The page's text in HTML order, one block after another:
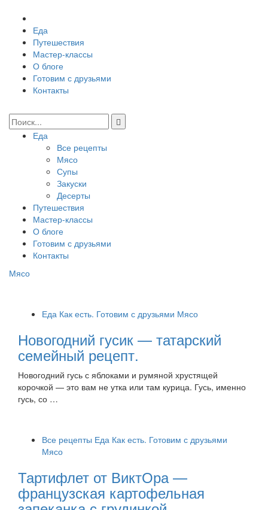
Еда
Путешествия
Мастер-классы
О блоге
Готовим с друзьями
Контакты
Еда
Все рецепты
Мясо
Супы
Закуски
Десерты
Путешествия
Мастер-классы
О блоге
Готовим с друзьями
Контакты
Мясо
Еда Как есть. Готовим с друзьями Мясо
Новогодний гусик — татарский
семейный рецепт.
Новогодний гусь с яблоками и румяной хрустящей
корочкой — это вам не утка или там курица. Гусь, именно
гусь, со …
Все рецепты Еда Как есть. Готовим с друзьями
Мясо
Тартифлет от ВиктОра —
французская картофельная